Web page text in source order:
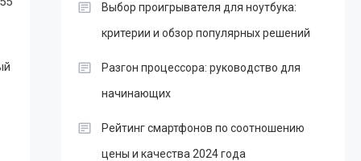
Выбор проигрывателя для ноутбука:
критерии и обзор популярных решений
Разгон процессора: руководство для
начинающих
Рейтинг смартфонов по соотношению
цены и качества 2024 года